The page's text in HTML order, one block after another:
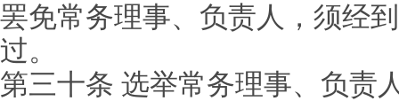
罢免常务理事、负责人，须经
过。
第三十条 选举常务理事、负责